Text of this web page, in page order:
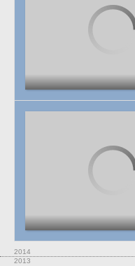
2014
2013